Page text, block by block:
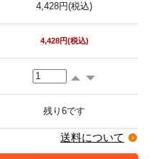
4,428円(税込)
4,428円(税込)
残り6です
送料について